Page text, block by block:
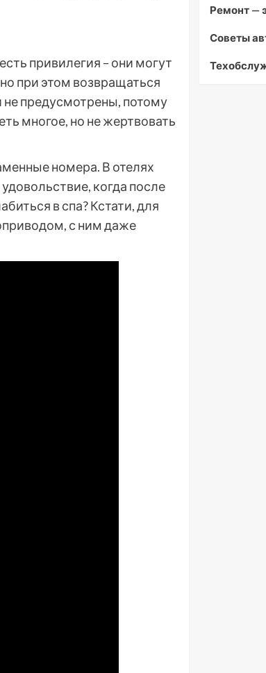
привилегия – они могут
при этом возвращаться
не предусмотрены, потому
многое, но не жертвовать
номера. В отелях
когда после
в спа? Кстати, для
с ним даже
Ремонт —
Советы